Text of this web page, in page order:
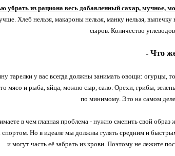
убрать из рациона весь добавленный сахар, мучное,
Хлеб нельзя, макароны нельзя, манку нельзя,
сыров. Количество
- Что
тарелки у вас всегда должны занимать овощи: огурцы,
мясо и рыба, яйца, можно сыр, сало. Орехи, грибы,
по минимому. Это на самом
в чем главная проблема - нужно сменить свой
спортом. Но в идеале мы должны гулять средним и
и могут часть её забрать из крови. Поэтому не лежите